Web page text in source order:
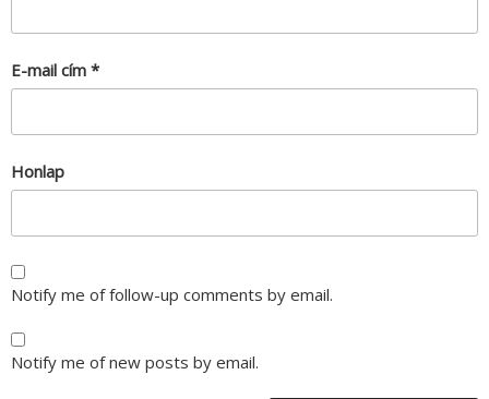
E-mail cím *
Honlap
Notify me of follow-up comments by email.
Notify me of new posts by email.